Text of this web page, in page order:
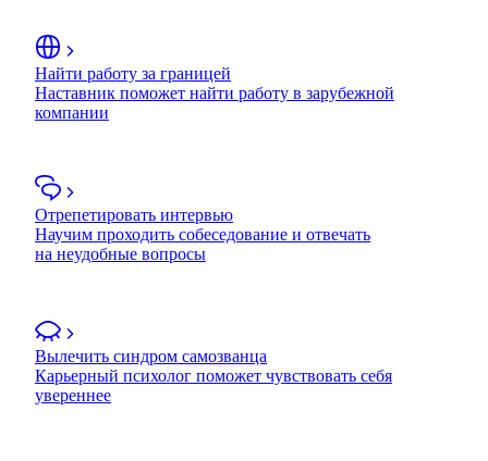
Найти работу за границей
Наставник поможет найти работу в зарубежной
компании
Отрепетировать интервью
Научим проходить собеседование и отвечать
на неудобные вопросы
Вылечить синдром самозванца
Карьерный психолог поможет чувствовать себя
увереннее